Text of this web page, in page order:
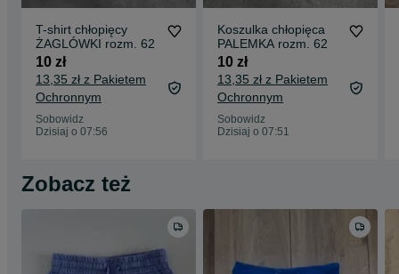
T-shirt chłopięcy
ŻAGLÓWKI rozm. 62
10 zł
13,35 zł z Pakietem
Ochronnym
Sobowidz
Dzisiaj o 07:56
Koszulka chłopięca
PALEMKA rozm. 62
10 zł
13,35 zł z Pakietem
Ochronnym
Sobowidz
Dzisiaj o 07:51
Zobacz też